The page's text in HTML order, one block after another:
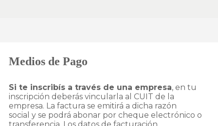
Medios de Pago
Si te inscribís a través de una empresa, en tu
inscripción deberás vincularla al CUIT de la
empresa. La factura se emitirá a dicha razón
social y se podrá abonar por cheque electrónico o